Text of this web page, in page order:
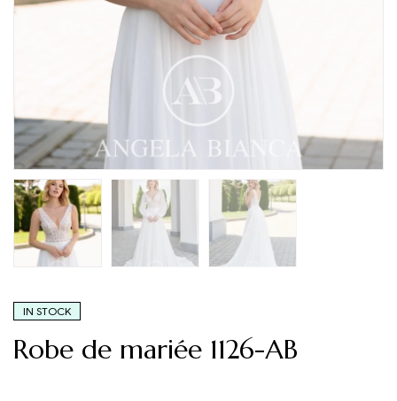
IN STOCK
Robe de mariée 1126-AB